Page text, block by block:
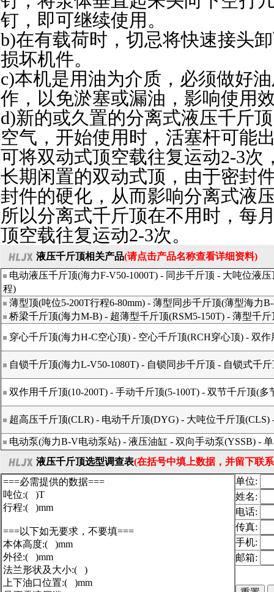
钉，即可继续使用。
b)在有载荷时，切忌将快速接头
损坏机件。
c)本机是用油为介质，必须做好
作，以免淤塞或漏油，影响使用
d)新的或久置的分离式液压千斤
空气，开始使用时，活塞杆可能
可将双动式顶空载往复运动2-3次
长期闲置的双动式顶，由于密封
封件的硬化，从而影响分离式液
所以分离式千斤顶在不用时，每
顶空载往复运动2-3次。
液压千斤顶相关产品(请点击产品名称查看详细资料)
电动液压千斤顶(海力F-V50-1000T) - 同步千斤顶 - 大吨位液压
程)
薄型顶(吨位5-200T行程6-80mm) - 薄型同步千斤顶(薄型海力
桥梁千斤顶(海力M-B) - 超薄型千斤顶(RSM5-150T) - 薄型千斤
穿心千斤顶(海力H-C空心顶) - 空心千斤顶(RCH穿心顶) - 双作
自锁千斤顶(海力L-V50-1080T) - 自锁同步千斤顶 - 自锁式千
双作用千斤顶(10-200T) - 手动千斤顶(5-100T) - 双节千斤顶(多
超高压千斤顶(CLR) - 电动千斤顶(DYG) - 大吨位千斤顶(CLS)
电动泵(海力B-V电动泵站) - 液压油缸 - 双向手动泵(YSSB) -
液压千斤顶选型调查表(在括号中填上数据，并留下联
单位:
姓名:
电话:
传真:
手机:
邮箱: